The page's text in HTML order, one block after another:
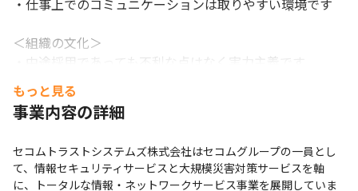
・仕事上でのコミュニケーションは取りやすい環境です
＜組織の文化＞
・中途採用であっても不利な点はなく実力主義です
・何かあったときのエスカレーション体制が敷かれてお
り、チーム一丸で解決に向けて邁進しています
・テレワーク制度を積極的に取り入れており、在宅勤務と
出社をバランスよく計画することができます
もっと見る
事業内容の詳細
セコムトラストシステムズ株式会社はセコムグループの一員とし
て、情報セキュリティサービスと大規模災害対策サービスを軸
に、トータルな情報・ネットワークサービス事業を展開していま